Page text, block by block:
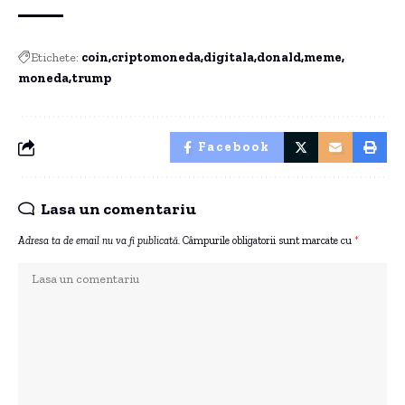
Etichete: coin criptomoneda digitala donald meme
moneda trump
Facebook
Lasa un comentariu
Adresa ta de email nu va fi publicată. Câmpurile obligatorii sunt marcate cu *